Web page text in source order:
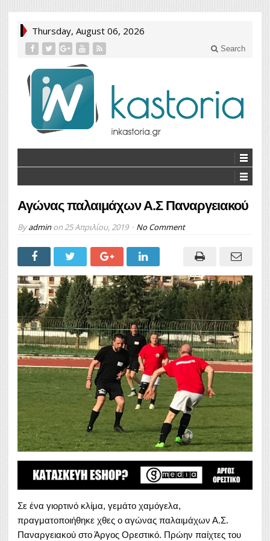
Thursday, August 06, 2026
Search
Αγώνας παλαιμάχων Α.Σ Παναργειακού
Byadminon 25 Απριλίου, 2019 No Comment
Σε ένα γιορτινό κλίμα, γεμάτο χαμόγελα,
πραγματοποιήθηκε χθες ο αγώνας παλαιμάχων Α.Σ.
Παναργειακού στο Άργος Ορεστικό. Πρώην παίχτες του